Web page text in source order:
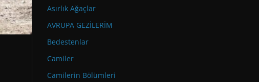
Asırlık Ağaçlar
AVRUPA GEZİLERİM
Bedestenlar
Camiler
Camilerin Bölümleri